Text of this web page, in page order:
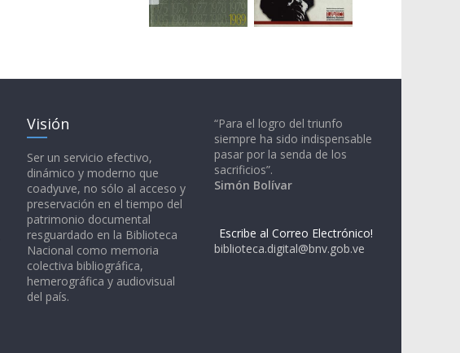
Visión
Ser un servicio efectivo,
dinámico y moderno que
coadyuve, no sólo al acceso y
preservación en el tiempo del
patrimonio documental
resguardado en la Biblioteca
Nacional como memoria
colectiva bibliográfica,
hemerográfica y audiovisual
del país.
“Para el logro del triunfo
siempre ha sido indispensable
pasar por la senda de los
sacrificios”.
Simón Bolívar
Escribe al Correo Electrónico!
biblioteca.digital@bnv.gob.ve